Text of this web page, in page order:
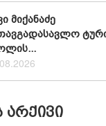
მიქანაძე
არქივი